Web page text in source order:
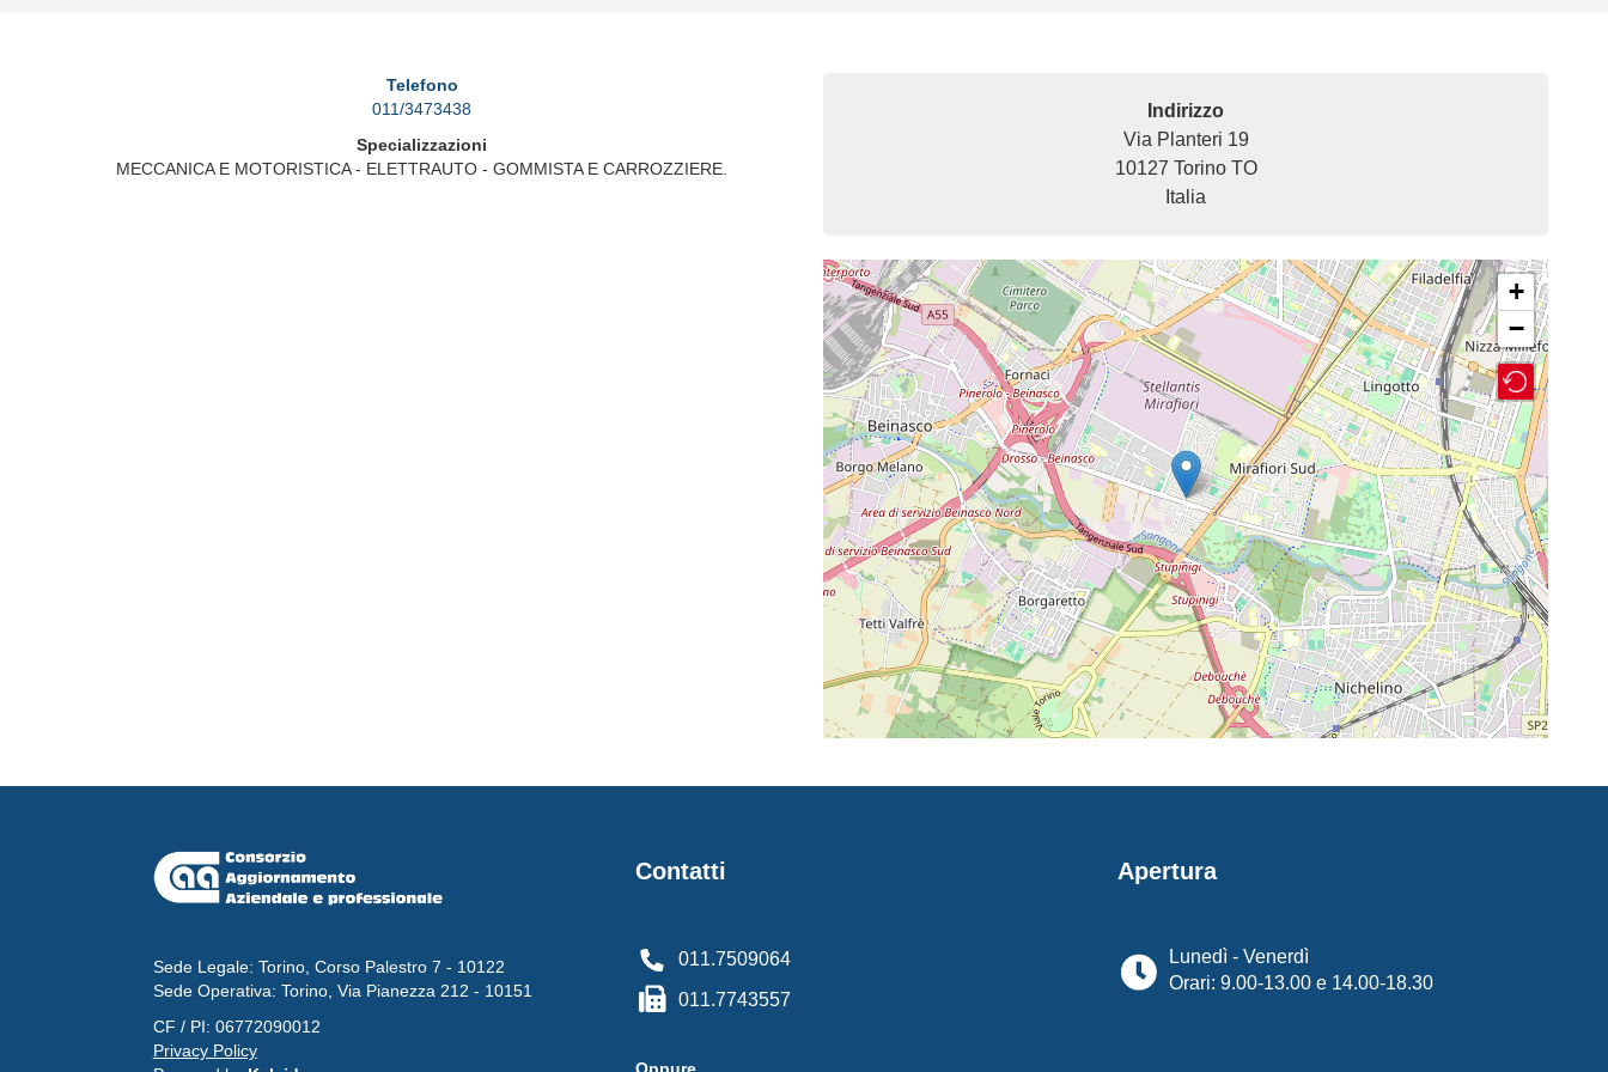
Telefono
011/3473438
Specializzazioni
MECCANICA E MOTORISTICA - ELETTRAUTO - GOMMISTA E CARROZZIERE.
Indirizzo
Via Planteri 19
10127 Torino TO
Italia
+
−
Sede Legale: Torino, Corso Palestro 7 - 10122
Sede Operativa: Torino, Via Pianezza 212 - 10151
CF / PI: 06772090012
Privacy Policy
Contatti
011.7509064
011.7743557
Apertura
Lunedì - Venerdì
Orari: 9.00-13.00 e 14.00-18.30